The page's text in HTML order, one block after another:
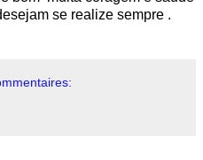
se realize sempre .